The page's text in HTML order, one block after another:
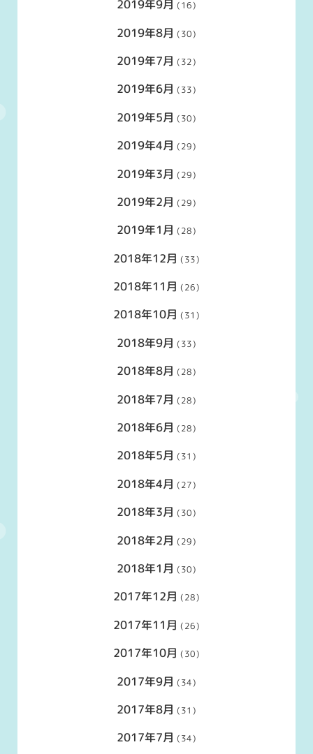
2019年9月 (16)
2019年8月 (30)
2019年7月 (32)
2019年6月 (33)
2019年5月 (30)
2019年4月 (29)
2019年3月 (29)
2019年2月 (29)
2019年1月 (28)
2018年12月 (33)
2018年11月 (26)
2018年10月 (31)
2018年9月 (33)
2018年8月 (28)
2018年7月 (28)
2018年6月 (28)
2018年5月 (31)
2018年4月 (27)
2018年3月 (30)
2018年2月 (29)
2018年1月 (30)
2017年12月 (28)
2017年11月 (26)
2017年10月 (30)
2017年9月 (34)
2017年8月 (31)
2017年7月 (34)